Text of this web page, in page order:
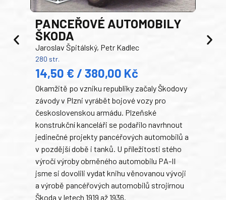
PANCEŘOVÉ AUTOMOBILY
ŠKODA
Jaroslav Špitálský, Petr Kadlec
280 str.
14,50 € / 380,00 Kč
Okamžitě po vzniku republiky začaly Škodovy
závody v Plzni vyrábět bojové vozy pro
československou armádu. Plzeňské
konstrukční kanceláři se podařilo navrhnout
jedinečné projekty pancéřových automobilů a
v pozdější době i tanků. U příležitosti stého
výročí výroby obrněného automobilu PA-II
jsme si dovolili vydat knihu věnovanou vývoji
a výrobě pancéřových automobilů strojírnou
Škoda v letech 1919 až 1936.